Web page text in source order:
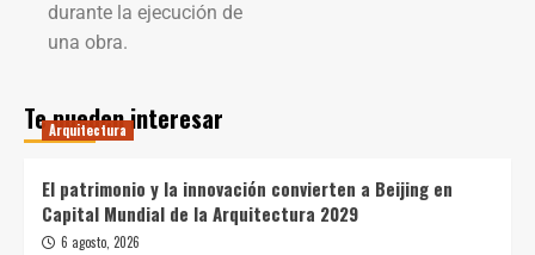
durante la ejecución de
una obra.
Te pueden interesar
Arquitectura
El patrimonio y la innovación convierten a Beijing en
Capital Mundial de la Arquitectura 2029
6 agosto, 2026